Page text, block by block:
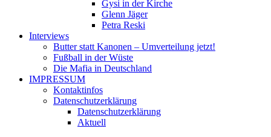
Gysi in der Kirche
Glenn Jäger
Petra Reski
Interviews
Butter statt Kanonen – Umverteilung jetzt!
Fußball in der Wüste
Die Mafia in Deutschland
IMPRESSUM
Kontaktinfos
Datenschutzerklärung
Datenschutzerklärung
Aktuell